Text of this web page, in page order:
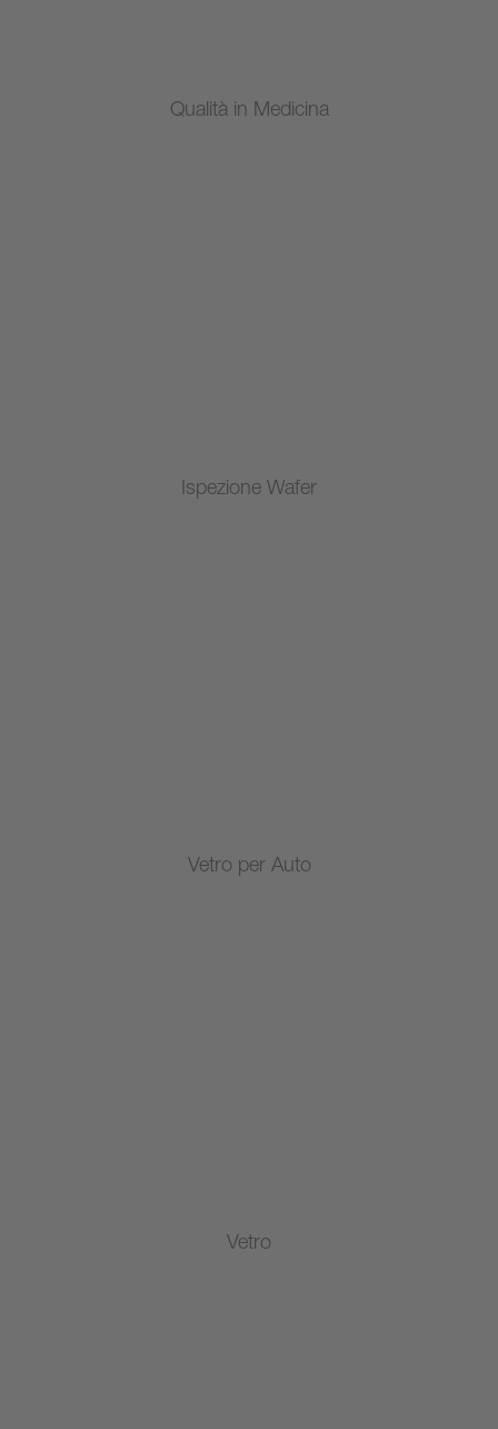
Qualità in Medicina
Ispezione Wafer
Vetro per Auto
Vetro